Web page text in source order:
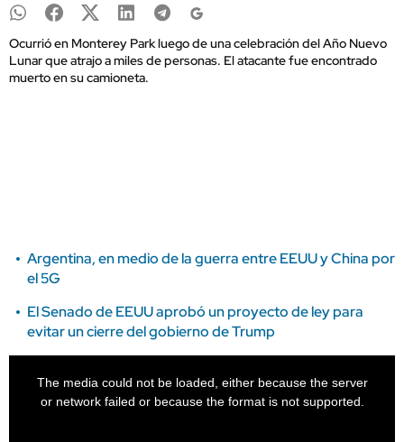
Ocurrió en Monterey Park luego de una celebración del Año Nuevo
Lunar que atrajo a miles de personas. El atacante fue encontrado
muerto en su camioneta.
Argentina, en medio de la guerra entre EEUU y China por
el 5G
El Senado de EEUU aprobó un proyecto de ley para
evitar un cierre del gobierno de Trump
The media could not be loaded, either because the server
or network failed or because the format is not supported.